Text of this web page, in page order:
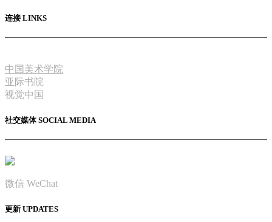
连接 LINKS
中国美术学院
亚际书院
视觉中国
社交媒体 SOCIAL MEDIA
微信 WeChat
更新 UPDATES